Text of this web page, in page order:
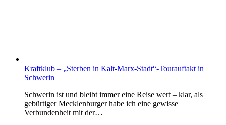
Kraftklub – „Sterben in Kalt-Marx-Stadt“-Tourauftakt in
Schwerin
Schwerin ist und bleibt immer eine Reise wert – klar, als
gebürtiger Mecklenburger habe ich eine gewisse
Verbundenheit mit der…